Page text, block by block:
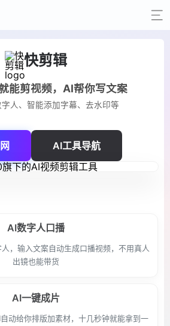
快剪辑
能剪视频，AI帮你写文案
人、智能添加字幕、去水印等
AI工具导航
AI数字人口播
，输入文案自动生成口播视频，不用真人
出镜也能带货
AI一键成片
动给你排版加素材，十几秒钟就能拿到一